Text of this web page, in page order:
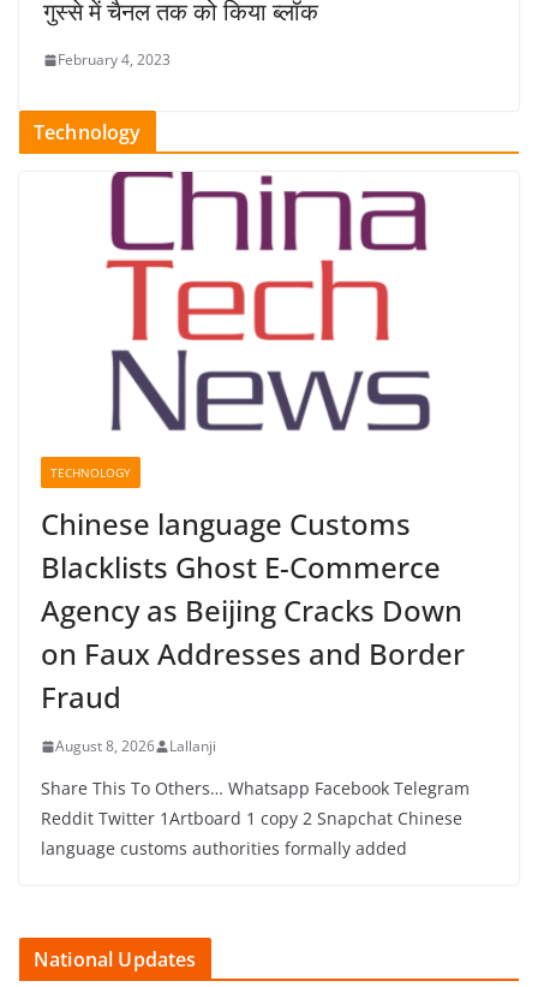
गुस्से में चैनल तक को किया ब्लॉक
February 4, 2023
Technology
TECHNOLOGY
Chinese language Customs
Blacklists Ghost E-Commerce
Agency as Beijing Cracks Down
on Faux Addresses and Border
Fraud
August 8, 2026 Lallanji
Share This To Others… Whatsapp Facebook Telegram
Reddit Twitter 1Artboard 1 copy 2 Snapchat Chinese
language customs authorities formally added
National Updates